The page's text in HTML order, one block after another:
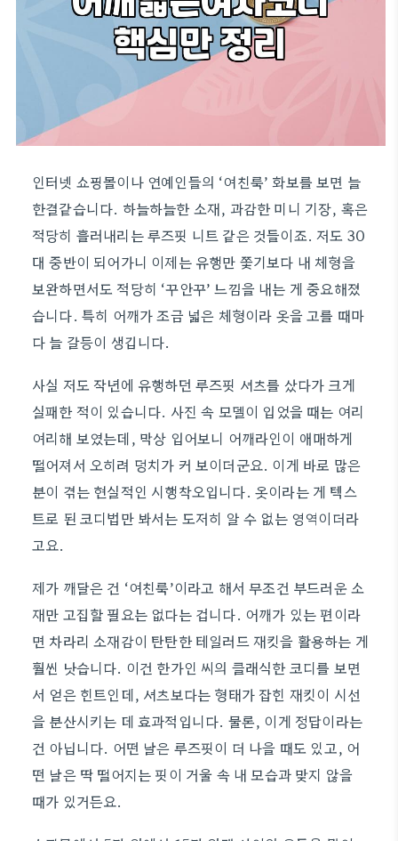
인터넷 쇼핑몰이나 연예인들의 ‘여친룩’ 화보를 보면 늘
한결같습니다. 하늘하늘한 소재, 과감한 미니 기장, 혹은
적당히 흘러내리는 루즈핏 니트 같은 것들이죠. 저도 30
대 중반이 되어가니 이제는 유행만 쫓기보다 내 체형을
보완하면서도 적당히 ‘꾸안꾸’ 느낌을 내는 게 중요해졌
습니다. 특히 어깨가 조금 넓은 체형이라 옷을 고를 때마
다 늘 갈등이 생깁니다.
사실 저도 작년에 유행하던 루즈핏 셔츠를 샀다가 크게
실패한 적이 있습니다. 사진 속 모델이 입었을 때는 여리
여리해 보였는데, 막상 입어보니 어깨라인이 애매하게
떨어져서 오히려 덩치가 커 보이더군요. 이게 바로 많은
분이 겪는 현실적인 시행착오입니다. 옷이라는 게 텍스
트로 된 코디법만 봐서는 도저히 알 수 없는 영역이더라
고요.
제가 깨달은 건 ‘여친룩’이라고 해서 무조건 부드러운 소
재만 고집할 필요는 없다는 겁니다. 어깨가 있는 편이라
면 차라리 소재감이 탄탄한 테일러드 재킷을 활용하는 게
훨씬 낫습니다. 이건 한가인 씨의 클래식한 코디를 보면
서 얻은 힌트인데, 셔츠보다는 형태가 잡힌 재킷이 시선
을 분산시키는 데 효과적입니다. 물론, 이게 정답이라는
건 아닙니다. 어떤 날은 루즈핏이 더 나을 때도 있고, 어
떤 날은 딱 떨어지는 핏이 거울 속 내 모습과 맞지 않을
때가 있거든요.